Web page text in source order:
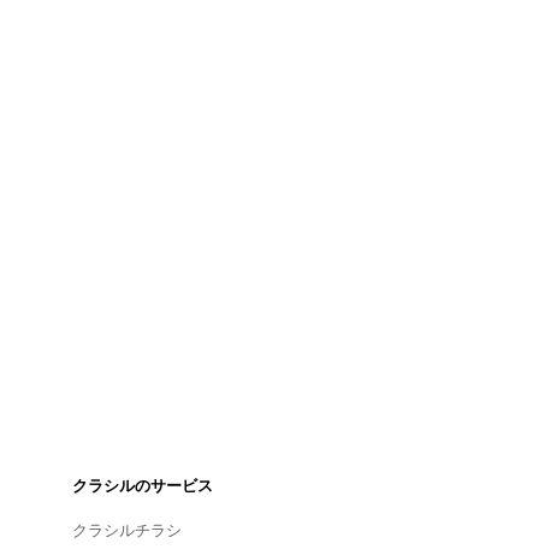
クラシルのサービス
クラシルチラシ